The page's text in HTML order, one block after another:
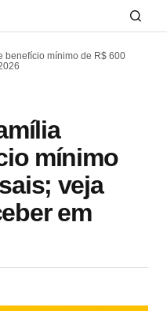
benefício mínimo de R$ 600
mínimo
veja
em